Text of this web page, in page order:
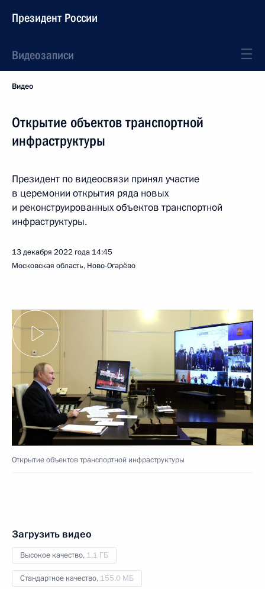
Президент России
Видеозаписи
Видео
Открытие объектов транспортной
инфраструктуры
Президент по видеосвязи принял участие
в церемонии открытия ряда новых
и реконструированных объектов транспортной
инфраструктуры.
13 декабря 2022 года 14:45
Московская область, Ново-Огарёво
Открытие объектов транспортной инфраструктуры
Загрузить видео
Высокое качество, 1.1 ГБ
Стандартное качество, 155.0 МБ